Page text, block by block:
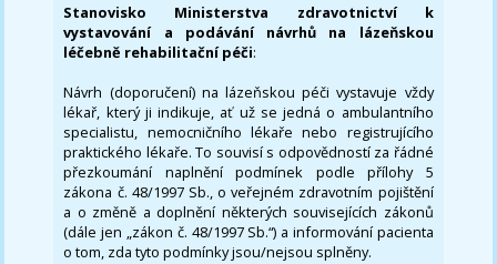
Stanovisko Ministerstva zdravotnictví k
vystavování a podávání návrhů na lázeňskou
léčebně rehabilitační péči:
Návrh (doporučení) na lázeňskou péči vystavuje vždy
lékař, který ji indikuje, ať už se jedná o ambulantního
specialistu, nemocničního lékaře nebo registrujícího
praktického lékaře. To souvisí s odpovědností za řádné
přezkoumání naplnění podmínek podle přílohy 5
zákona č. 48/1997 Sb., o veřejném zdravotním pojištění
a o změně a doplnění některých souvisejících zákonů
(dále jen „zákon č. 48/1997 Sb.“) a informování pacienta
o tom, zda tyto podmínky jsou/nejsou splněny.